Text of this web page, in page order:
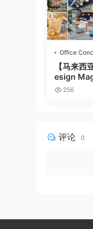
Office
办公空间设
【马来
esign
办公空间
256
评论 0